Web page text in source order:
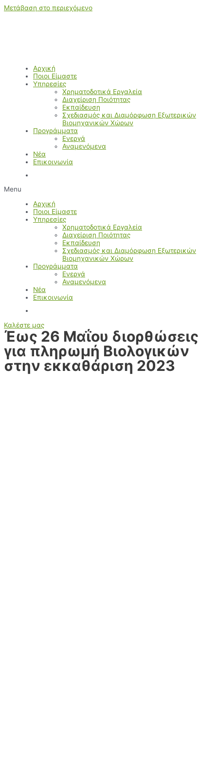
Μετάβαση στο περιεχόμενο
Αρχική
Ποιοι Είμαστε
Υπηρεσίες
Χρηματοδοτικά Εργαλεία
Διαχείριση Ποιότητας
Εκπαίδευση
Σχεδιασμός και Διαμόρφωση Εξωτερικών
Βιομηχανικών Χώρων
Προγράμματα
Ενεργά
Αναμενόμενα
Νέα
Επικοινωνία
Menu
Αρχική
Ποιοι Είμαστε
Υπηρεσίες
Χρηματοδοτικά Εργαλεία
Διαχείριση Ποιότητας
Εκπαίδευση
Σχεδιασμός και Διαμόρφωση Εξωτερικών
Βιομηχανικών Χώρων
Προγράμματα
Ενεργά
Αναμενόμενα
Νέα
Επικοινωνία
Καλέστε μας
Έως 26 Μαΐου διορθώσεις
για πληρωμή Βιολογικών
στην εκκαθάριση 2023